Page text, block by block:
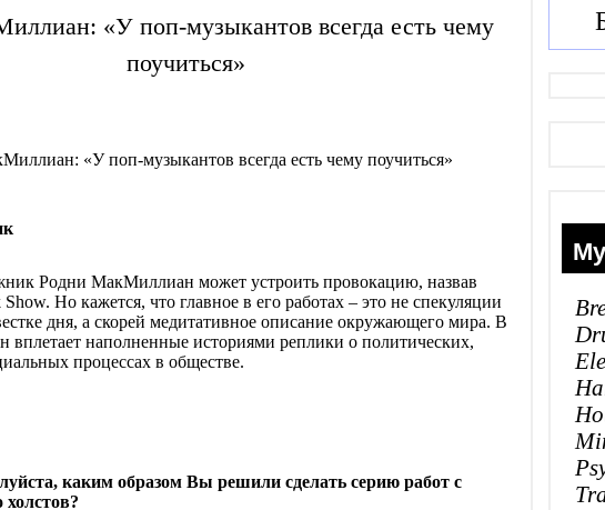
«У поп-музыкантов всегда есть чему
поучиться»
Родни МакМиллиан может устроить провокацию, назвав
Show. Но кажется, что главное в его работах – это не спекуляции
дня, а скорей медитативное описание окружающего мира. В
вплетает наполненные историями реплики о политических,
процессах в обществе.
каким образом Вы решили сделать серию работ с